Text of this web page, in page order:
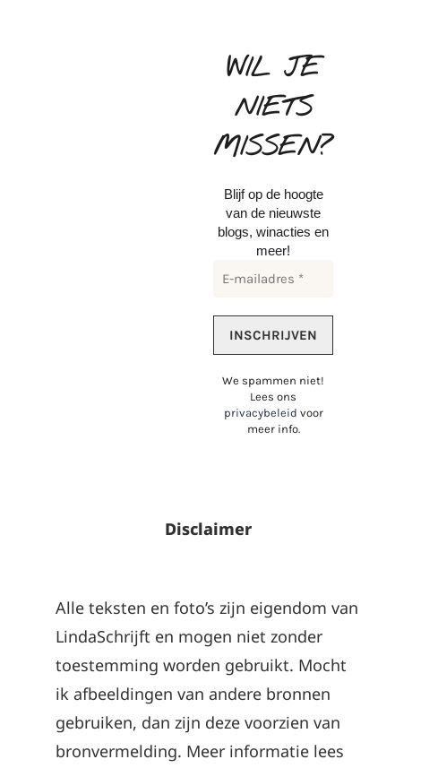
WIL JE
NIETS
MISSEN?
Blijf op de hoogte
van de nieuwste
blogs, winacties en
meer!
We spammen niet!
Lees ons
privacybeleid voor
meer info.
Disclaimer
Alle teksten en foto’s zijn eigendom van
LindaSchrijft en mogen niet zonder
toestemming worden gebruikt. Mocht
ik afbeeldingen van andere bronnen
gebruiken, dan zijn deze voorzien van
bronvermelding. Meer informatie lees